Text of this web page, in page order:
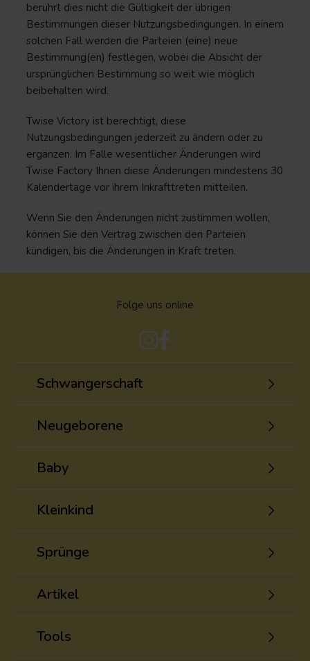
berührt dies nicht die Gültigkeit der übrigen
Bestimmungen dieser Nutzungsbedingungen. In einem
solchen Fall werden die Parteien (eine) neue
Bestimmung(en) festlegen, wobei die Absicht der
ursprünglichen Bestimmung so weit wie möglich
beibehalten wird.
Twise Victory ist berechtigt, diese
Nutzungsbedingungen jederzeit zu ändern oder zu
ergänzen. Im Falle wesentlicher Änderungen wird
Twise Factory Ihnen diese Änderungen mindestens 30
Kalendertage vor ihrem Inkrafttreten mitteilen.
Wenn Sie den Änderungen nicht zustimmen wollen,
können Sie den Vertrag zwischen den Parteien
kündigen, bis die Änderungen in Kraft treten.
Folge uns online
Schwangerschaft
Neugeborene
Baby
Kleinkind
Sprünge
Artikel
Tools